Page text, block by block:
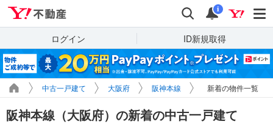
検索 通知
i
ログイン ID新規取得
中古一戸建て 大阪府 阪神本線 新着の物件一覧
阪神本線（大阪府）の新着の中古一戸建て